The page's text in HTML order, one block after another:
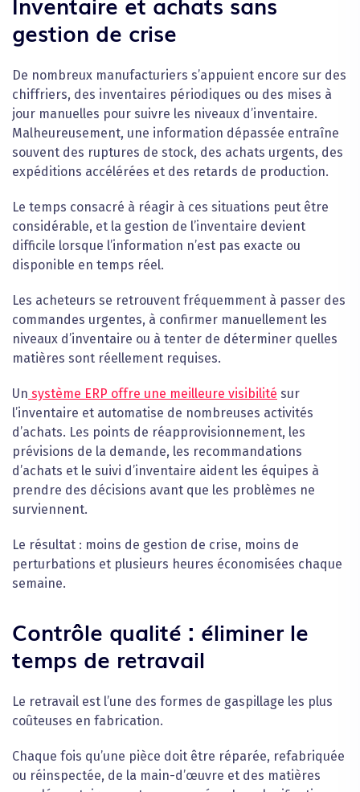
gestion de crise
De nombreux manufacturiers s’appuient encore sur des
chiffriers, des inventaires périodiques ou des mises à
jour manuelles pour suivre les niveaux d’inventaire.
Malheureusement, une information dépassée entraîne
souvent des ruptures de stock, des achats urgents, des
expéditions accélérées et des retards de production.
Le temps consacré à réagir à ces situations peut être
considérable, et la gestion de l’inventaire devient
difficile lorsque l’information n’est pas exacte ou
disponible en temps réel.
Les acheteurs se retrouvent fréquemment à passer des
commandes urgentes, à confirmer manuellement les
niveaux d’inventaire ou à tenter de déterminer quelles
matières sont réellement requises.
Un système ERP offre une meilleure visibilité sur
l’inventaire et automatise de nombreuses activités
d’achats. Les points de réapprovisionnement, les
prévisions de la demande, les recommandations
d’achats et le suivi d’inventaire aident les équipes à
prendre des décisions avant que les problèmes ne
surviennent.
Le résultat : moins de gestion de crise, moins de
perturbations et plusieurs heures économisées chaque
semaine.
Contrôle qualité : éliminer le
temps de retravail
Le retravail est l’une des formes de gaspillage les plus
coûteuses en fabrication.
Chaque fois qu’une pièce doit être réparée, refabriquée
ou réinspectée, de la main-d’œuvre et des matières